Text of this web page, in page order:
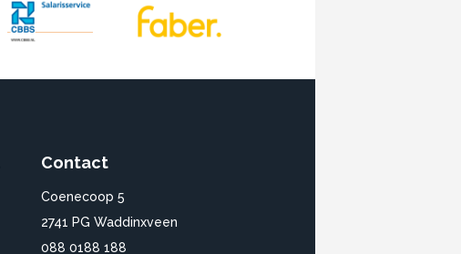
Contact
Coenecoop 5
2741 PG Waddinxveen
088 0188 188